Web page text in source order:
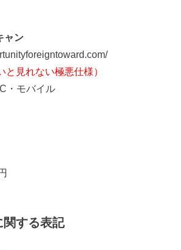
ャン
と見れない極悪仕様）
・モバイル
関する表記